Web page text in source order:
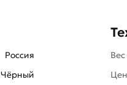
внутри
киянки
Россия
Чёрный